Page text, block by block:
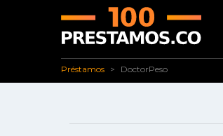
✅ Préstamos
Préstamos DoctorPeso
DoctorPeso